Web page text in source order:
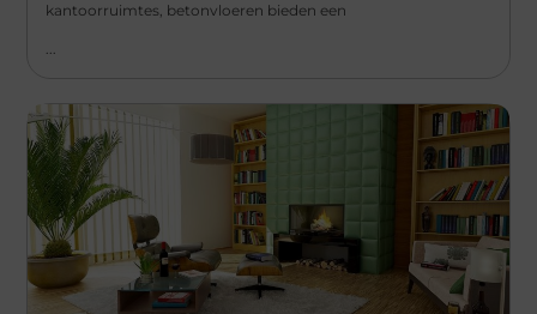
kantoorruimtes, betonvloeren bieden een
...